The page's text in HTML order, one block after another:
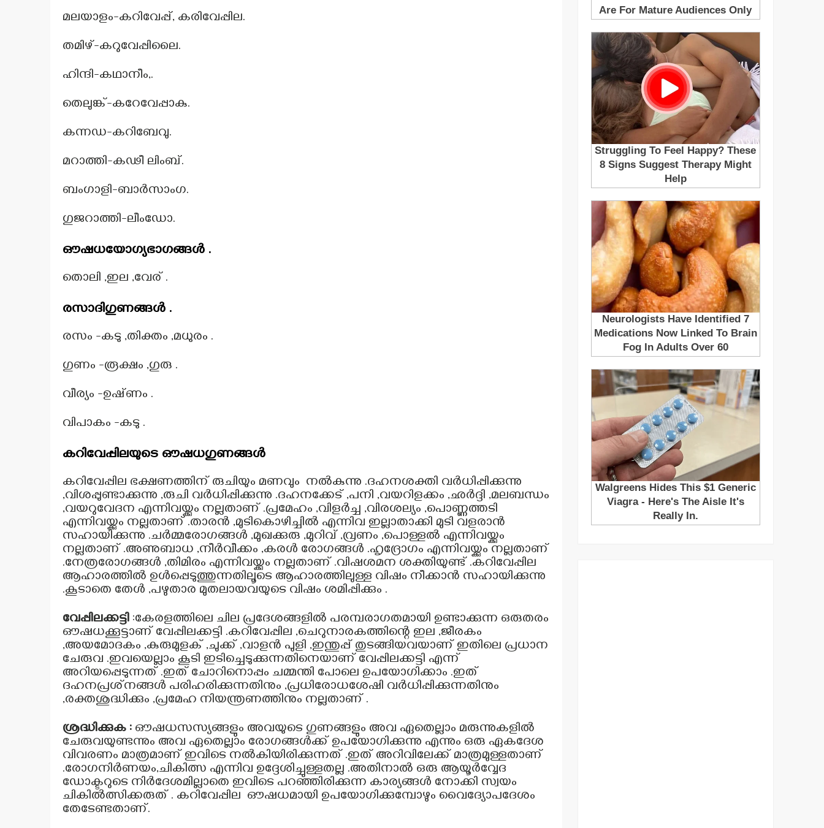
മലയാളം-കറിവേപ്പ്, കരിവേപ്പില.
തമിഴ്-കറുവേപ്പിലൈ.
ഹിന്ദി-കഥാനീം,.
തെലുങ്ക്-കറേവേപ്പാകു.
കന്നഡ-കറിബേവു.
മറാത്തി-കഢീ ലിംബ്.
ബംഗാളി-ബാർസാംഗ.
ഗുജറാത്തി-ലീംഡോ.
ഔഷധയോഗ്യഭാഗങ്ങൾ .
തൊലി ,ഇല ,വേര് .
രസാദിഗുണങ്ങൾ .
രസം -കടു ,തിക്തം ,മധുരം .
ഗുണം -രൂക്ഷം ,ഗുരു .
വീര്യം -ഉഷ്‌ണം .
വിപാകം -കടു .
കറിവേപ്പിലയുടെ ഔഷധഗുണങ്ങൾ
കറിവേപ്പില ഭക്ഷണത്തിന് രുചിയും മണവും നൽകുന്നു .ദഹനശക്തി വർധിപ്പിക്കുന്നു
,വിശപ്പുണ്ടാക്കുന്നു ,രുചി വർധിപ്പിക്കുന്നു .ദഹനക്കേട് ,പനി ,വയറിളക്കം ,ഛർദ്ദി ,മലബന്ധം
,വയറുവേദന എന്നിവയ്ക്കും നല്ലതാണ് .പ്രമേഹം ,വിളർച്ച ,വിരശല്യം ,പൊണ്ണത്തടി
എന്നിവയ്ക്കും നല്ലതാണ് .താരൻ ,മുടികൊഴിച്ചിൽ എന്നിവ ഇല്ലാതാക്കി മുടി വളരാൻ
സഹായിക്കുന്നു .ചർമ്മരോഗങ്ങൾ ,മുഖക്കുരു ,മുറിവ് ,വ്രണം ,പൊള്ളൽ എന്നിവയ്ക്കും
നല്ലതാണ് .അണുബാധ ,നീർവീക്കം ,കരൾ രോഗങ്ങൾ .ഹൃദ്രോഗം എന്നിവയ്ക്കും നല്ലതാണ്
.നേത്രരോഗങ്ങൾ ,തിമിരം എന്നിവയ്ക്കും നല്ലതാണ് .വിഷശമന ശക്തിയുണ്ട് .കറിവേപ്പില
ആഹാരത്തിൽ ഉൾപ്പെടുത്തുന്നതിലൂടെ ആഹാരത്തിലുള്ള വിഷം നീക്കാൻ സഹായിക്കുന്നു
.കൂടാതെ തേൾ ,പഴുതാര മുതലായവയുടെ വിഷം ശമിപ്പിക്കും .
വേപ്പിലക്കട്ടി :കേരളത്തിലെ ചില പ്രദേശങ്ങളിൽ പരമ്പരാഗതമായി ഉണ്ടാക്കുന്ന ഒരുതരം
ഔഷധക്കൂട്ടാണ് വേപ്പിലക്കട്ടി .കറിവേപ്പില ,ചെറുനാരകത്തിന്റെ ഇല ,ജീരകം
,അയമോദകം ,കുരുമുളക് ,ചുക്ക് ,വാളൻ പുളി ,ഇന്തുപ്പ് തുടങ്ങിയവയാണ് ഇതിലെ പ്രധാന
ചേരുവ .ഇവയെല്ലാം കൂടി ഇടിച്ചെടുക്കുന്നതിനെയാണ് വേപ്പിലക്കട്ടി എന്ന്
അറിയപ്പെടുന്നത് .ഇത് ചോറിനൊപ്പം ചമ്മന്തി പോലെ ഉപയോഗിക്കാം .ഇത്
ദഹനപ്രശ്‌നങ്ങൾ പരിഹരിക്കുന്നതിനും ,പ്രധിരോധശേഷി വർധിപ്പിക്കുന്നതിനും
,രക്തശുദ്ധിക്കും ,പ്രമേഹ നിയന്ത്രണത്തിനും നല്ലതാണ് .
ശ്രദ്ധിക്കുക : ഔഷധസസ്യങ്ങളും അവയുടെ ഗുണങ്ങളും അവ ഏതെല്ലാം മരുന്നുകളിൽ
ചേരുവയുണ്ടന്നും അവ ഏതെല്ലാം രോഗങ്ങൾക്ക് ഉപയോഗിക്കുന്നു എന്നും ഒരു ഏകദേശ
വിവരണം മാത്രമാണ് ഇവിടെ നൽകിയിരിക്കുന്നത് .ഇത് അറിവിലേക്ക് മാത്രമുള്ളതാണ്
.രോഗനിര്‍ണയം,ചികിത്സ എന്നിവ ഉദ്ദേശിച്ചുള്ളതല്ല .അതിനാൽ ഒരു ആയൂർവ്വേദ
ഡോക്ടറുടെ നിർദേശമില്ലാതെ ഇവിടെ പറഞ്ഞിരിക്കുന്ന കാര്യങ്ങൾ നോക്കി സ്വയം
ചികിൽത്സിക്കരുത് . കറിവേപ്പില ഔഷധമായി ഉപയോഗിക്കുമ്പോഴും വൈദ്യോപദേശം
തേടേണ്ടതാണ്.